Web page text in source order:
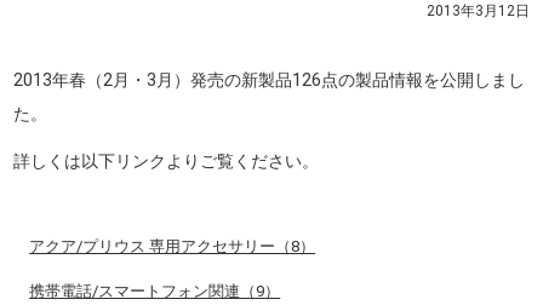
2013年3月12日
2013年春（2月・3月）発売の新製品126点の製品情報を公開しまし
た。
詳しくは以下リンクよりご覧ください。
アクア/プリウス 専用アクセサリー（8）
携帯電話/スマートフォン関連（9）